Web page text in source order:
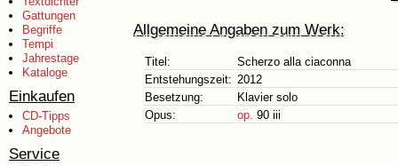
Gattungen
Begriffe
Tempi
Jahrestage
Kataloge
Einkaufen
CD-Tipps
Angebote
Service
Allgemeine Angaben zum Werk:
Titel:
Scherzo alla ciaconna
Entstehungszeit: 2012
Besetzung:
Klavier solo
Opus:
op. 90 iii